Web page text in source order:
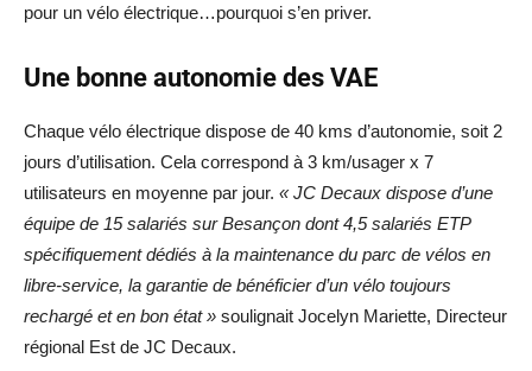
pour un vélo électrique…pourquoi s’en priver.
Une bonne autonomie des VAE
Chaque vélo électrique dispose de 40 kms d’autonomie, soit 2
jours d’utilisation. Cela correspond à 3 km/usager x 7
utilisateurs en moyenne par jour. « JC Decaux dispose d’une
équipe de 15 salariés sur Besançon dont 4,5 salariés ETP
spécifiquement dédiés à la maintenance du parc de vélos en
libre-service, la garantie de bénéficier d’un vélo toujours
rechargé et en bon état » soulignait Jocelyn Mariette, Directeur
régional Est de JC Decaux.